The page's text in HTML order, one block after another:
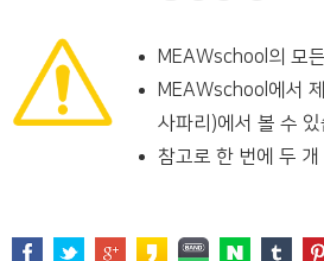
MEAWschool의 모
MEAWschool에서
사파리)에서 볼 수 있
참고로 한 번에 두